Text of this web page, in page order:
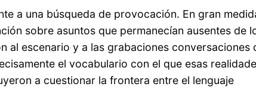
a una búsqueda de provocación. En gran
sobre asuntos que permanecían ausentes de
al escenario y a las grabaciones conversaciones
el vocabulario con el que esas
a cuestionar la frontera entre el lenguaje